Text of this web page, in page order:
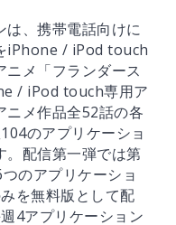
、携帯電話向けに
iPhone / iPod touch
メ「フランダース
/ iPod touch専用ア
ニメ作品全52話の各
のアプリケーショ
。配信第一弾では第
のアプリケーショ
を無料版として配
4アプリケーション